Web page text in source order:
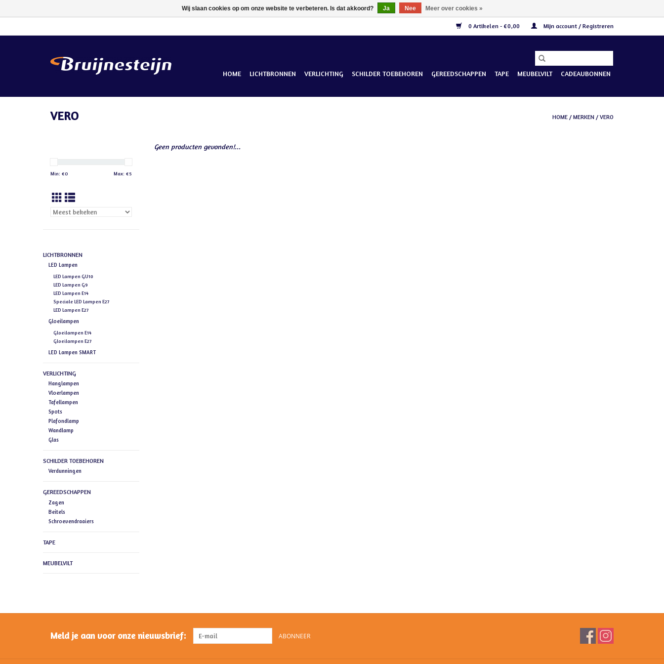
0 Artikelen - €0,00 Mijn account / Registreren
HOME LICHTBRONNEN VERLICHTING SCHILDER TOEBEHOREN GEREEDSCHAPPEN TAPE MEUBELVILT CADEAUBONNEN
VERO HOME / MERKEN / VERO
Min: €0 Max: €5
LICHTBRONNEN
LED Lampen
LED Lampen GU10
LED Lampen G9
LED Lampen E14
Speciale LED Lampen E27
LED Lampen E27
Gloeilampen
Gloeilampen E14
Gloeilampen E27
LED Lampen SMART
VERLICHTING
Hanglampen
Vloerlampen
Tafellampen
Spots
Plafondlamp
Wandlamp
Glas
SCHILDER TOEBEHOREN
Verdunningen
GEREEDSCHAPPEN
Zagen
Beitels
Schroevendraaiers
TAPE
MEUBELVILT
Geen producten gevonden!...
Meld je aan voor onze nieuwsbrief: ABONNEER
Wij slaan cookies op om onze website te verbeteren. Is dat akkoord? Ja Nee Meer over cookies »